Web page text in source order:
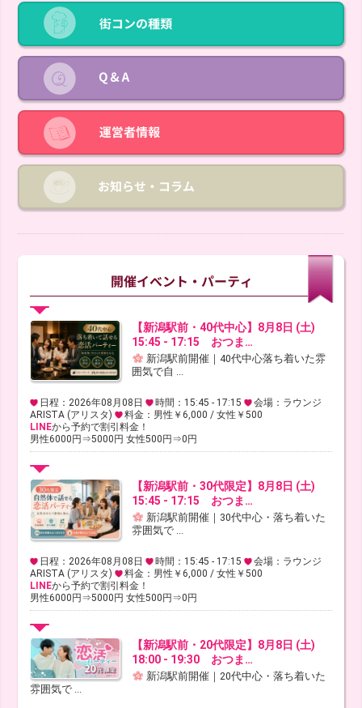
【新潟駅前・40代中心】8月8日 (土)
15:45 - 17:15 おつま…
新潟駅前開催｜40代中心落ち着いた雰
囲気で自 ...
日程：2026年08月08日 時間：15:45 - 17:15
会場：ラウンジ
ARISTA (アリスタ)
料金：男性￥6,000 / 女性￥500
LINEから予約で割引料金！
男性6000円⇒5000円 女性500円⇒0円
【新潟駅前・30代限定】8月8日 (土)
15:45 - 17:15 おつま…
新潟駅前開催｜30代中心・落ち着いた
雰囲気で ...
日程：2026年08月08日 時間：15:45 - 17:15
会場：ラウンジ
ARISTA (アリスタ)
料金：男性￥6,000 / 女性￥500
LINEから予約で割引料金！
男性6000円⇒5000円 女性500円⇒0円
【新潟駅前・20代限定】8月8日 (土)
18:00 - 19:30 おつま…
新潟駅前開催｜20代中心・落ち着いた
雰囲気で ...